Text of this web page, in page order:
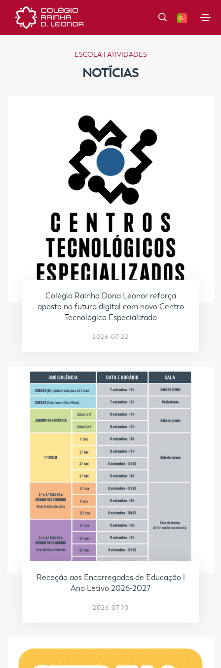
ESCOLA | ATIVIDADES
NOTÍCIAS
Colégio Rainha Dona Leonor reforça
aposta no futuro digital com novo Centro
Tecnológico Especializado
2026-07-22
Receção aos Encarregados de Educação |
Ano Letivo 2026-2027
2026-07-10